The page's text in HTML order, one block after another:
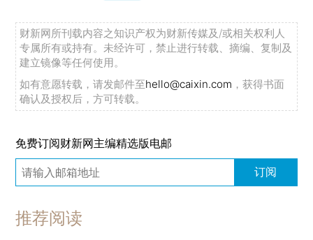
财新网所刊载内容之知识产权为财新传媒及/或相关权利人
专属所有或持有。未经许可，禁止进行转载、摘编、复制及
建立镜像等任何使用。
如有意愿转载，请发邮件至hello@caixin.com ，获得书面
确认及授权后，方可转载。
免费订阅财新网主编精选版电邮
订阅
推荐阅读